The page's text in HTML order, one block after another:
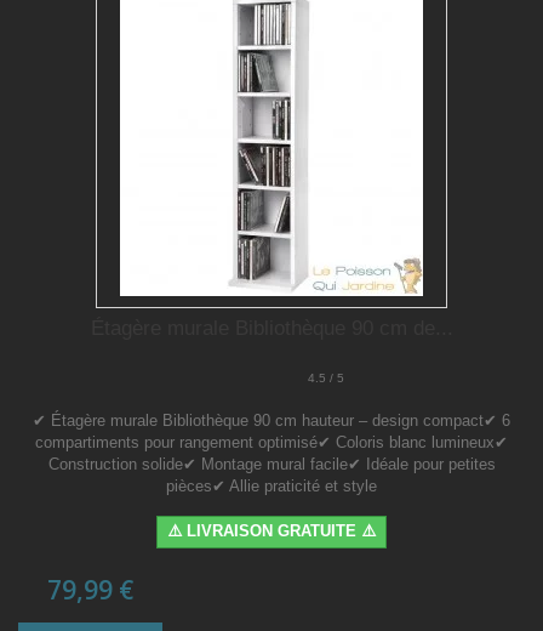
4.5 / 5
✔ Étagère murale Bibliothèque 90 cm hauteur – design compact✔ 6
compartiments pour rangement optimisé✔ Coloris blanc lumineux✔
Construction solide✔ Montage mural facile✔ Idéale pour petites
pièces✔ Allie praticité et style
⚠️ LIVRAISON GRATUITE ⚠️
79,99 €